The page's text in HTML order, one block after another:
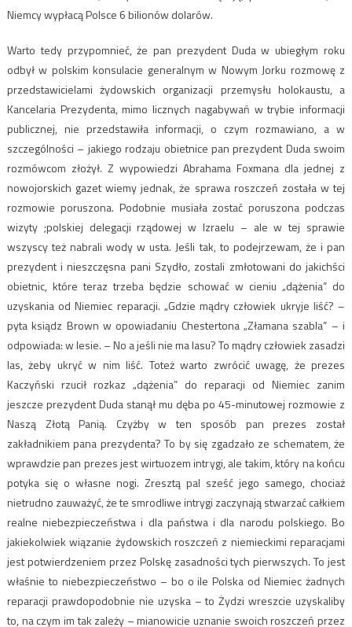
Niemcy wypłacą Polsce 6 bilionów dolarów.
Warto tedy przypomnieć, że pan prezydent Duda w ubiegłym roku
odbył w polskim konsulacie generalnym w Nowym Jorku rozmowę z
przedstawicielami żydowskich organizacji przemysłu holokaustu, a
Kancelaria Prezydenta, mimo licznych nagabywań w trybie informacji
publicznej, nie przedstawiła informacji, o czym rozmawiano, a w
szczególności – jakiego rodzaju obietnice pan prezydent Duda swoim
rozmówcom złożył. Z wypowiedzi Abrahama Foxmana dla jednej z
nowojorskich gazet wiemy jednak, że sprawa roszczeń została w tej
rozmowie poruszona. Podobnie musiała zostać poruszona podczas
wizyty ;polskiej delegacji rządowej w Izraelu – ale w tej sprawie
wszyscy też nabrali wody w usta. Jeśli tak, to podejrzewam, że i pan
prezydent i nieszczęsna pani Szydło, zostali zmłotowani do jakichści
obietnic, które teraz trzeba będzie schować w cieniu „dążenia” do
uzyskania od Niemiec reparacji. „Gdzie mądry człowiek ukryje liść? –
pyta ksiądz Brown w opowiadaniu Chestertona „Złamana szabla” – i
odpowiada: w lesie. – No a jeśli nie ma lasu? To mądry człowiek zasadzi
las, żeby ukryć w nim liść. Toteż warto zwrócić uwagę, że prezes
Kaczyński rzucił rozkaz „dążenia” do reparacji od Niemiec zanim
jeszcze prezydent Duda stanął mu dęba po 45-minutowej rozmowie z
Naszą Złotą Panią. Czyżby w ten sposób pan prezes został
zakładnikiem pana prezydenta? To by się zgadzało ze schematem, że
wprawdzie pan prezes jest wirtuozem intrygi, ale takim, który na końcu
potyka się o własne nogi. Zresztą pal sześć jego samego, chociaż
nietrudno zauważyć, że te smrodliwe intrygi zaczynają stwarzać całkiem
realne niebezpieczeństwa i dla państwa i dla narodu polskiego. Bo
jakiekolwiek wiązanie żydowskich roszczeń z niemieckimi reparacjami
jest potwierdzeniem przez Polskę zasadności tych pierwszych. To jest
właśnie to niebezpieczeństwo – bo o ile Polska od Niemiec żadnych
reparacji prawdopodobnie nie uzyska – to Żydzi wreszcie uzyskaliby
to, na czym im tak zależy – mianowicie uznanie swoich roszczeń przez